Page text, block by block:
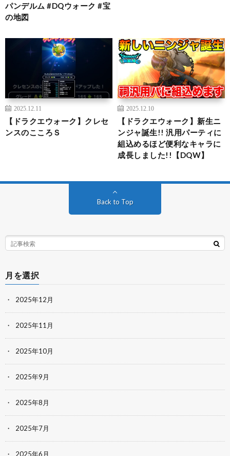
パンデルム #DQウォーク #宝
の地図
2025.12.11
【ドラクエウォーク】クレセ
ンスのこころＳ
2025.12.10
【ドラクエウォーク】新生ニ
ンジャ誕生!! 汎用パーティに
組込めるほど便利なキャラに
成長しました!!【DQW】
Back to Top
月を選択
2025年12月
2025年11月
2025年10月
2025年9月
2025年8月
2025年7月
2025年6月